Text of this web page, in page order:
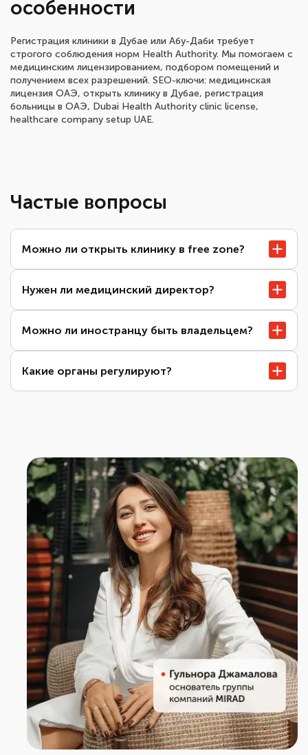
особенности
Регистрация клиники в Дубае или Абу-Даби требует
строгого соблюдения норм Health Authority. Мы помогаем с
медицинским лицензированием, подбором помещений и
получением всех разрешений. SEO-ключи: медицинская
лицензия ОАЭ, открыть клинику в Дубае, регистрация
больницы в ОАЭ, Dubai Health Authority clinic license,
healthcare company setup UAE.
Частые вопросы
Можно ли открыть клинику в free zone?
Нужен ли медицинский директор?
Можно ли иностранцу быть владельцем?
Какие органы регулируют?